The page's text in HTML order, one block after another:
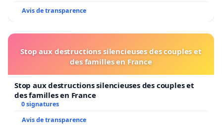
Avis de transparence
Stop aux destructions silencieuses des couples et
des familles en France
Stop aux destructions silencieuses des couples et
des familles en France
0 signatures
Avis de transparence